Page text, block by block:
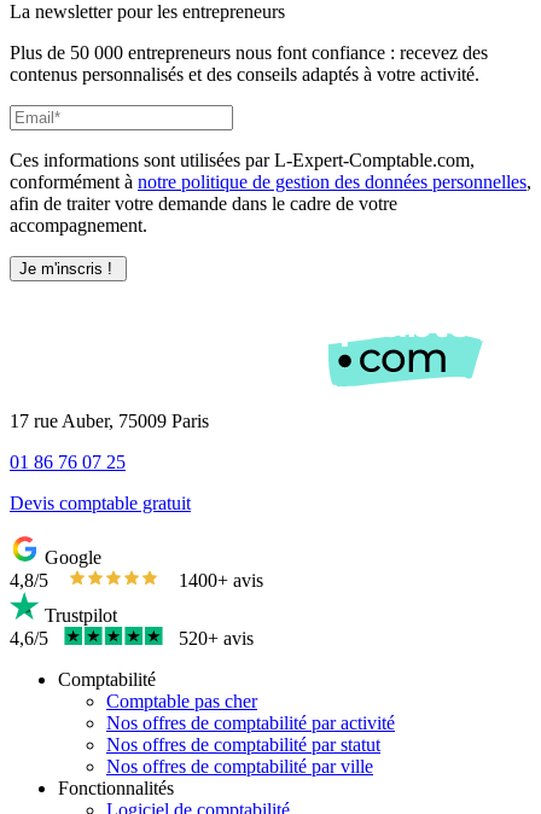
La newsletter pour les entrepreneurs
Plus de 50 000 entrepreneurs nous font confiance : recevez des
contenus personnalisés et des conseils adaptés à votre activité.
Ces informations sont utilisées par L-Expert-Comptable.com,
conformément à notre politique de gestion des données personnelles,
afin de traiter votre demande dans le cadre de votre
accompagnement.
17 rue Auber, 75009 Paris
01 86 76 07 25
Devis comptable gratuit
Google
4,8/5
1400+ avis
Trustpilot
4,6/5
520+ avis
Comptabilité
Comptable pas cher
Nos offres de comptabilité par activité
Nos offres de comptabilité par statut
Nos offres de comptabilité par ville
Fonctionnalités